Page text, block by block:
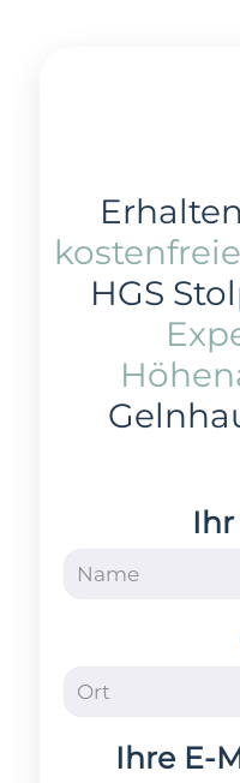
HGS
Ihre E-